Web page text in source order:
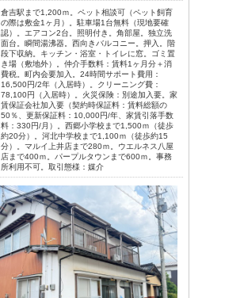
倉吉駅まで1,200ｍ。ペット相談可（ペット飼育
の際は敷金1ヶ月）。駐車場1台無料（現地要確
認）。エアコン2台。照明付き。角部屋。独立洗
面台。瞬間湯沸器。西向きバルコニー。押入。階
段下収納。キッチン・浴室・トイレに窓。ゴミ置
き場（敷地外）。仲介手数料：賃料1ヶ月分＋消
費税。町内会要加入。24時間サポート費用：
16,500円/2年（入居時）。クリーニング費：
78,100円（入居時）。火災保険：別途加入要。家
賃保証会社加入要（契約時保証料：賃料総額の
50％、更新保証料：10,000円/年、家賃引落手数
料：330円/月）。西郷小学校まで1,500ｍ（徒歩
約20分）。河北中学校まで1,100ｍ（徒歩約15
分）。マルイ上井店まで280ｍ。ウエルネス八屋
店まで400ｍ。パープルタウンまで600ｍ。事務
所利用不可。取引態様：媒介